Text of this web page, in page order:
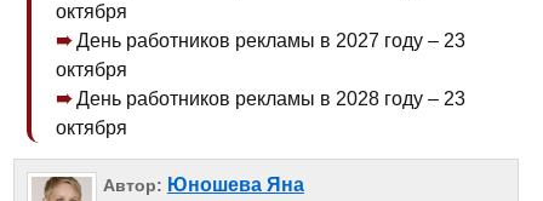
октября
День работников рекламы в 2027 году – 23
октября
День работников рекламы в 2028 году – 23
октября
Автор: Юношева Яна